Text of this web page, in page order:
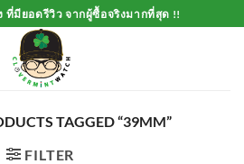
ที่มียอดรีวิว จากผู้ซื้อจริงมากที่สุด !!
TAGGED “39MM”
FILTER